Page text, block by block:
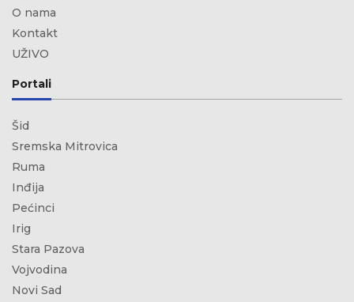
O nama
Kontakt
UŽIVO
Portali
Šid
Sremska Mitrovica
Ruma
Inđija
Pećinci
Irig
Stara Pazova
Vojvodina
Novi Sad